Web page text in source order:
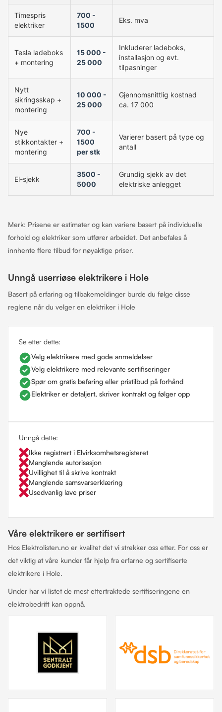
Timespris
elektriker
700 -
1500
Eks. mva
Tesla ladeboks
+ montering
15 000 -
25 000
Inkluderer ladeboks,
installasjon og evt.
tilpasninger
Nytt
sikringsskap +
montering
10 000 -
25 000
Gjennomsnittlig kostnad
ca. 17 000
Nye
stikkontakter +
montering
700 -
1500
per stk
Varierer basert på type og
antall
El-sjekk
3500 -
5000
Grundig sjekk av det
elektriske anlegget
Merk: Prisene er estimater og kan variere basert på individuelle
forhold og elektriker som utfører arbeidet. Det anbefales å
innhente flere tilbud for nøyaktige priser.
Unngå userriøse elektrikere i Hole
Basert på erfaring og tilbakemeldinger burde du følge disse
reglene når du velger en elektriker i Hole
Se etter dette:
Velg elektrikere med gode anmeldelser
Velg elektrikere med relevante sertifiseringer
Spør om gratis befaring eller pristilbud på forhånd
Elektriker er detaljert, skriver kontrakt og følger opp
Unngå dette:
Ikke registrert i Elvirksomhetsregisteret
Manglende autorisasjon
Uvillighet til å skrive kontrakt
Manglende samsvarserklæring
Usedvanlig lave priser
Våre elektrikere er sertifisert
Hos Elektrolisten.no er kvalitet det vi strekker oss etter. For oss er
det viktig at våre kunder får hjelp fra erfarne og sertifiserte
elektrikere i Hole.
Under har vi listet de mest ettertraktede sertifiseringene en
elektrobedrift kan oppnå.